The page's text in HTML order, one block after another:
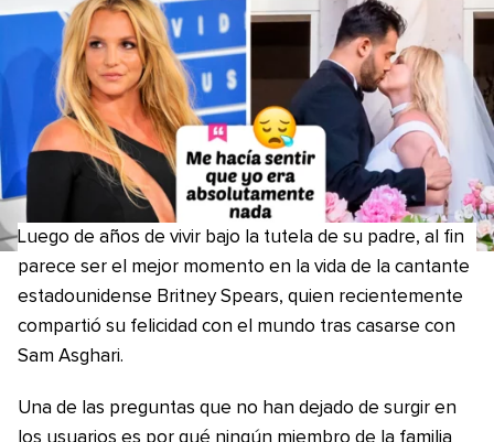
Luego de años de vivir bajo la tutela de su padre, al fin
parece ser el mejor momento en la vida de la cantante
estadounidense Britney Spears, quien recientemente
compartió su felicidad con el mundo tras casarse con
Sam Asghari.
Una de las preguntas que no han dejado de surgir en
los usuarios es por qué ningún miembro de la familia